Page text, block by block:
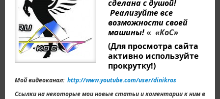
сделана с душой!
Реализуйте все
возможности своей
машины!« «КоС»
(Для просмотра сайта
активно используйте
прокрутку!)
Мой видеоканал: http://www.youtube.com/user/dinikros
Ссылки на некоторые мои новые статьи и коментарии к ним в